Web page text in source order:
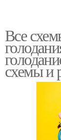
Все
схемы и